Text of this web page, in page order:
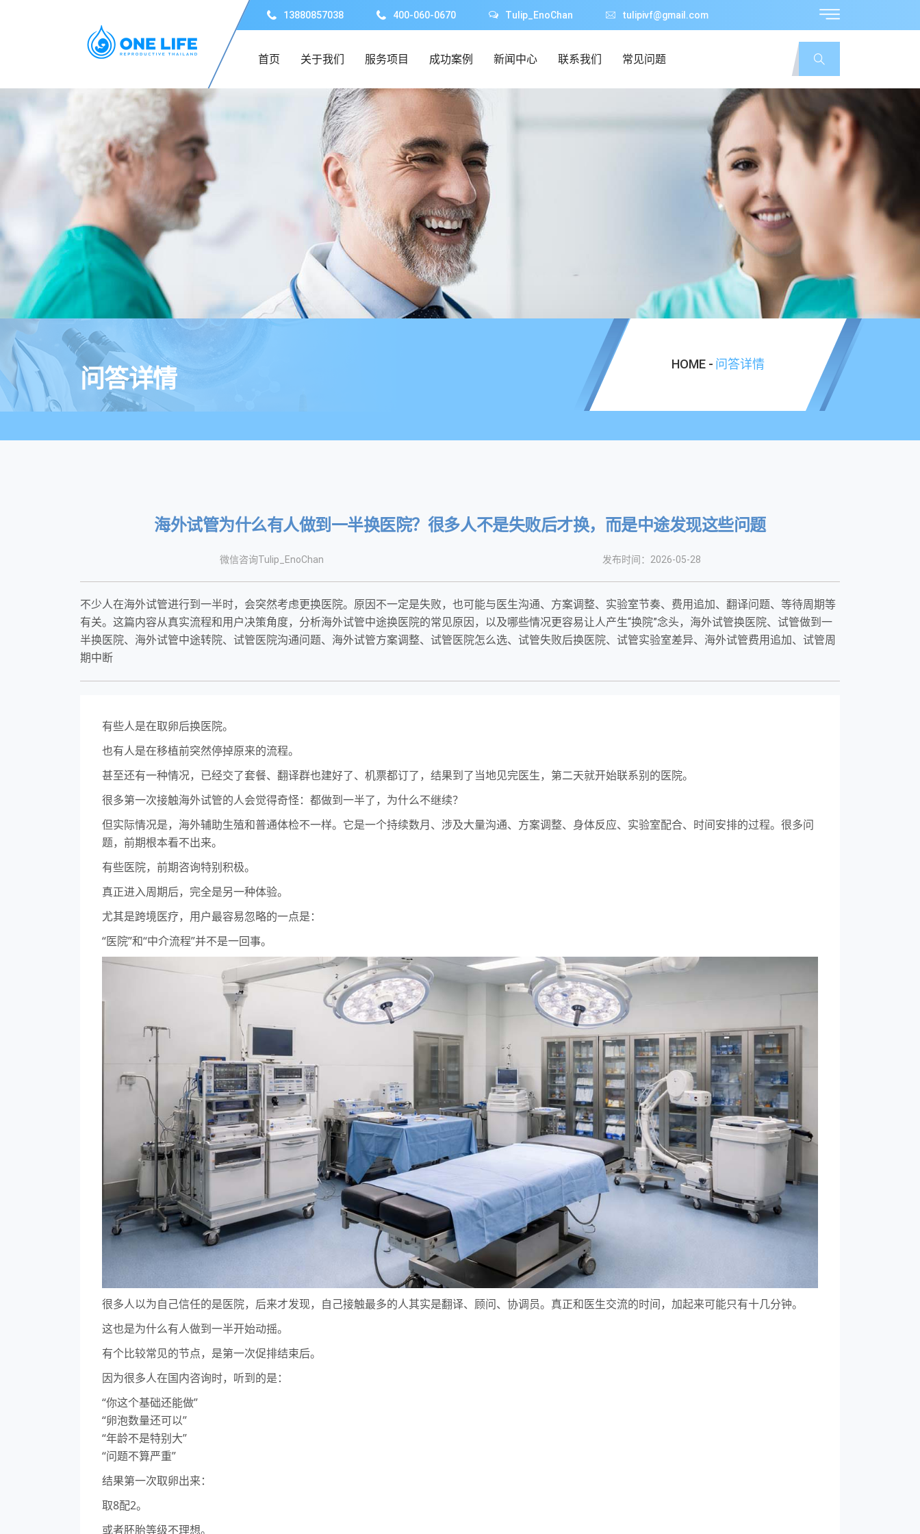
13880857038 400-060-0670 Tulip_EnoChan tulipivf@gmail.com
首页 关于我们 服务项目 成功案例 新闻中心 联系我们 常见问题
问答详情
HOME - 问答详情
海外试管为什么有人做到一半换医院？很多人不是失败后才换，而是中途发现这些问题
微信咨询Tulip_EnoChan 发布时间：2026-05-28
不少人在海外试管进行到一半时，会突然考虑更换医院。原因不一定是失败，也可能与医生沟通、方案调整、实验室节奏、费用追加、翻译问题、等待周期等
有关。这篇内容从真实流程和用户决策角度，分析海外试管中途换医院的常见原因，以及哪些情况更容易让人产生“换院”念头，海外试管换医院、试管做到一
半换医院、海外试管中途转院、试管医院沟通问题、海外试管方案调整、试管医院怎么选、试管失败后换医院、试管实验室差异、海外试管费用追加、试管周
期中断
有些人是在取卵后换医院。
也有人是在移植前突然停掉原来的流程。
甚至还有一种情况，已经交了套餐、翻译群也建好了、机票都订了，结果到了当地见完医生，第二天就开始联系别的医院。
很多第一次接触海外试管的人会觉得奇怪：都做到一半了，为什么不继续？
但实际情况是，海外辅助生殖和普通体检不一样。它是一个持续数月、涉及大量沟通、方案调整、身体反应、实验室配合、时间安排的过程。很多问
题，前期根本看不出来。
有些医院，前期咨询特别积极。
真正进入周期后，完全是另一种体验。
尤其是跨境医疗，用户最容易忽略的一点是：
“医院”和“中介流程”并不是一回事。
很多人以为自己信任的是医院，后来才发现，自己接触最多的人其实是翻译、顾问、协调员。真正和医生交流的时间，加起来可能只有十几分钟。
这也是为什么有人做到一半开始动摇。
有个比较常见的节点，是第一次促排结束后。
因为很多人在国内咨询时，听到的是：
“你这个基础还能做”
“卵泡数量还可以”
“年龄不是特别大”
“问题不算严重”
结果第一次取卵出来：
取8配2。
或者胚胎等级不理想。